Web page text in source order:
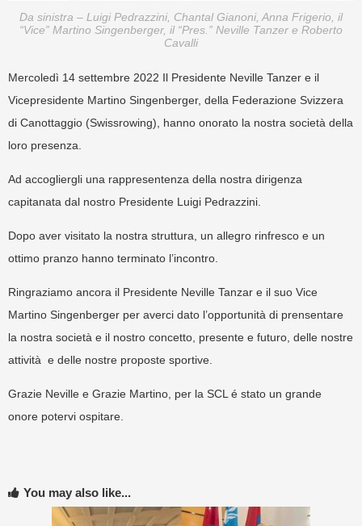
Da sinistra – Luigi Pedrazzini, Chantal Gianoni, Anna Frigerio, il
“Vice” Martino Singenberger, il “Pres.” Neville Tanzer e Roberto
Cavalli
Mercoledì 14 settembre 2022 Il Presidente Neville Tanzer e il
Vicepresidente Martino Singenberger, della Federazione Svizzera
di Canottaggio (Swissrowing), hanno onorato la nostra società della
loro presenza.
Ad accogliergli una rappresentenza della nostra dirigenza
capitanata dal nostro Presidente Luigi Pedrazzini.
Dopo aver visitato la nostra struttura, un allegro rinfresco e un
ottimo pranzo hanno terminato l’incontro.
Ringraziamo ancora il Presidente Neville Tanzar e il suo Vice
Martino Singenberger per averci dato l’opportunità di prensentare
la nostra società e il nostro concetto, presente e futuro, delle nostre
attività e delle nostre proposte sportive.
Grazie Neville e Grazie Martino, per la SCL é stato un grande
onore potervi ospitare.
You may also like...